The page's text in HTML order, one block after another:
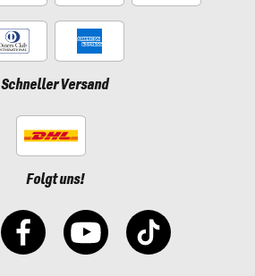
Schneller Versand
Folgt uns!